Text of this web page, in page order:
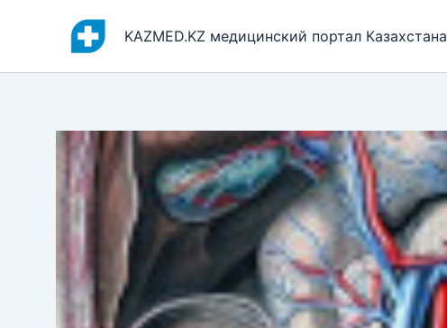
содержимому
KAZMED.KZ медицинский портал Казахстана